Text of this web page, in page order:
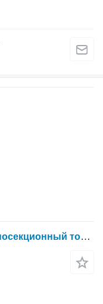
Форсунка Bosch 0414673998 Односекционный топливный насос Bosch 0414673998 для Fendt